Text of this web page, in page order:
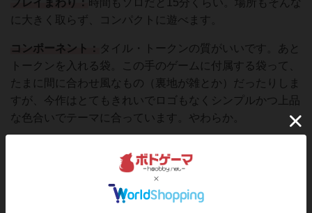
プレイまわり：
時間もソロだと15分くらい。場所もそんな
に大きく取らず、コンパクトに遊べます。
コンポーネント： タイル・トークンの質がいいです。あと
トークンを入れる袋。この手のゲームに付属する袋って、
たまに間に合わせ風なもの（裏地が雑とか）だったりしま
すが、今作はとてもきれいでロゴもなくシンプルかつ上品
な色合いでテーマに合っています。やわらか。
等、それぞれ袋引き・めくり運はあります。そこも含めて
楽しめない人には合わないかな。